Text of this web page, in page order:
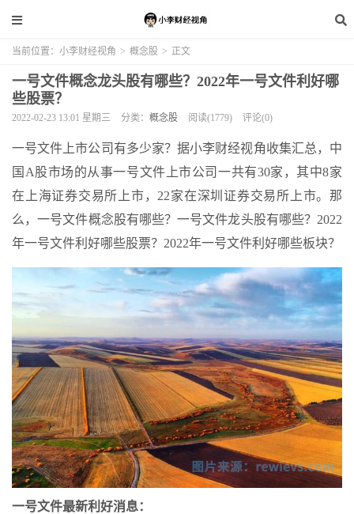
当前位置： 小李财经视角 > 概念股 > 正文
一号文件概念龙头股有哪些？2022年一号文件利好哪
些股票？
2022-02-23 13:01 星期三 分类： 概念股 阅读(1779) 评论(0)
一号文件上市公司有多少家？据小李财经视角收集汇总，中
国A股市场的从事一号文件上市公司一共有30家，其中8家
在上海证券交易所上市，22家在深圳证券交易所上市。那
么，一号文件概念股有哪些？一号文件龙头股有哪些？2022
年一号文件利好哪些股票？2022年一号文件利好哪些板块？
一号文件最新利好消息：